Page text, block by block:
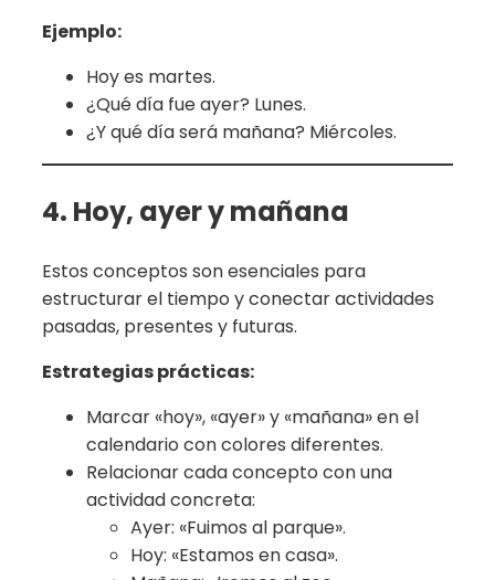
Ejemplo:
Hoy es martes.
¿Qué día fue ayer? Lunes.
¿Y qué día será mañana? Miércoles.
4. Hoy, ayer y mañana
Estos conceptos son esenciales para
estructurar el tiempo y conectar actividades
pasadas, presentes y futuras.
Estrategias prácticas:
Marcar «hoy», «ayer» y «mañana» en el
calendario con colores diferentes.
Relacionar cada concepto con una
actividad concreta:
Ayer: «Fuimos al parque».
Hoy: «Estamos en casa».